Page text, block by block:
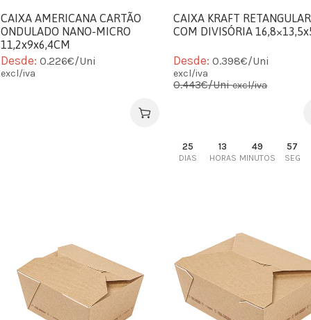
CAIXA AMERICANA CARTÃO
ONDULADO NANO-MICRO
11,2x9x6,4CM
Desde: 0.226€/Uni
excl/iva
CAIXA KRAFT RETANGULAR
COM DIVISÓRIA
Desde:0.398€/Uni
excl/iva
0.443€/Uniexcl/iva
25
DIAS
13
HORAS
49
MINUTOS
56
SEG